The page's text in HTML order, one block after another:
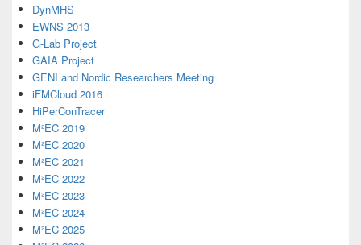
DynMHS
EWNS 2013
G-Lab Project
GAIA Project
GENI and Nordic Researchers Meeting
iFMCloud 2016
HiPerConTracer
M²EC 2019
M²EC 2020
M²EC 2021
M²EC 2022
M²EC 2023
M²EC 2024
M²EC 2025